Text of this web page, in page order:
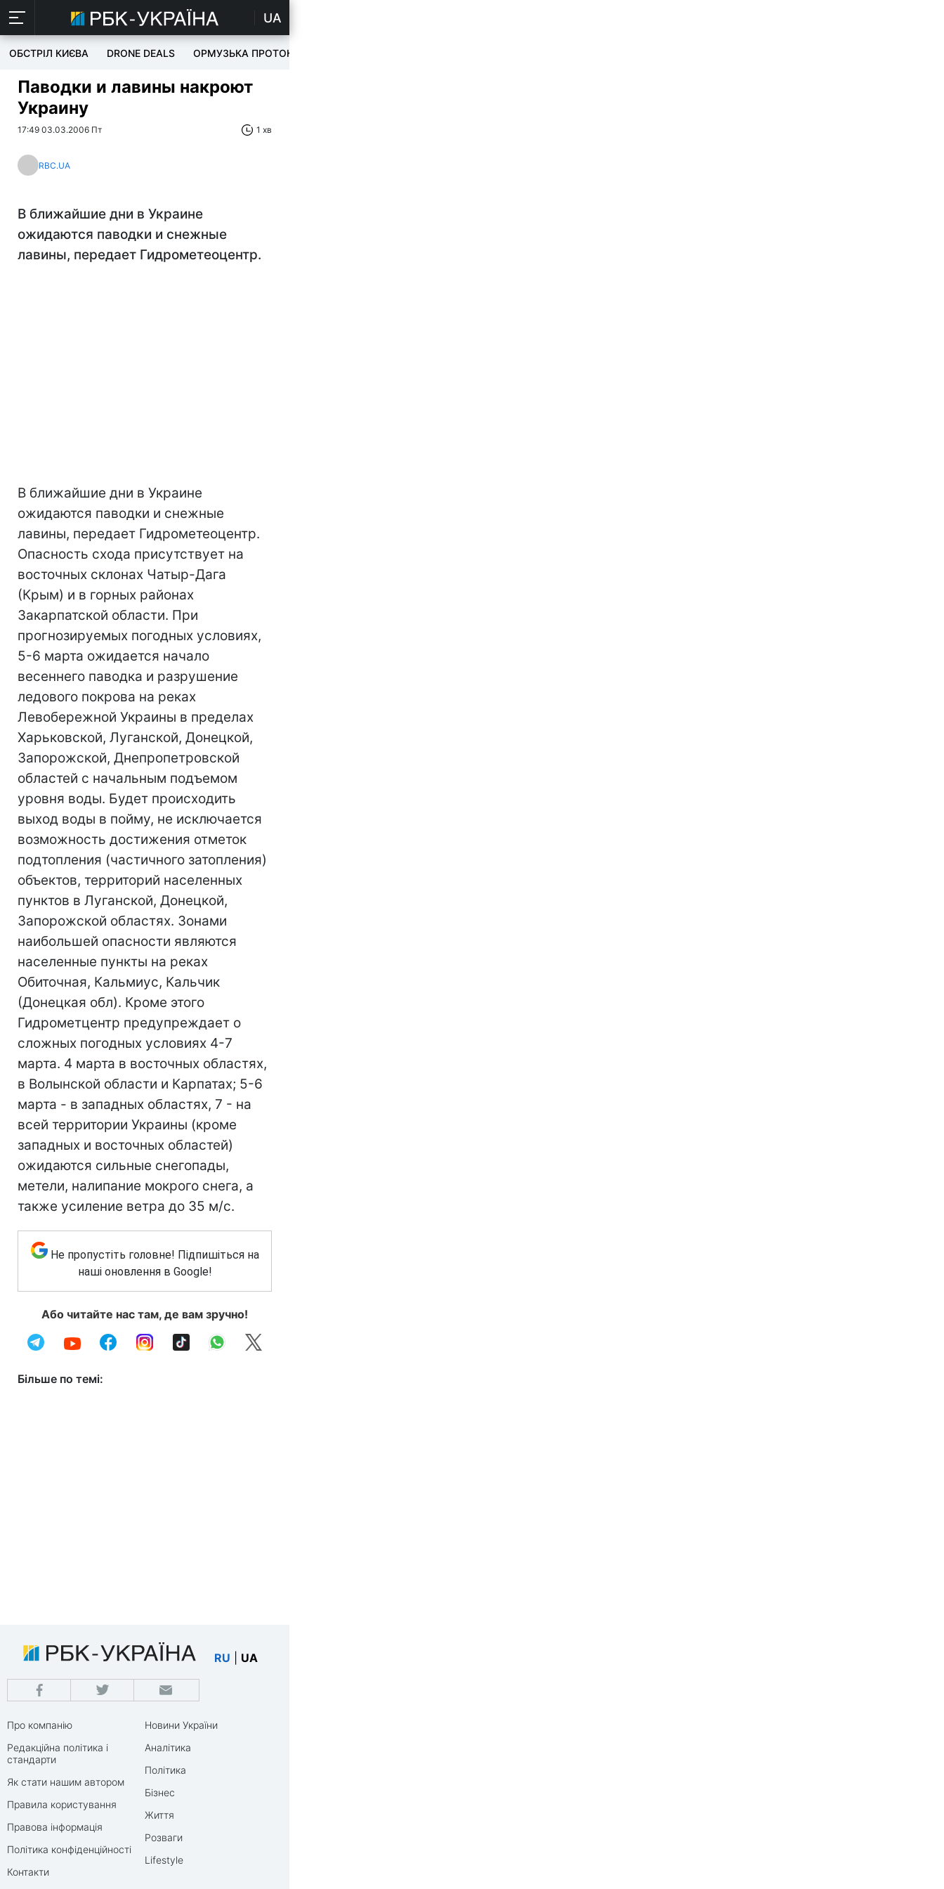
UA
ОБСТРІЛ КИЄВА DRONE DEALS ОРМУЗЬКА ПРОТОКА
Паводки и лавины накроют
Украину
17:49 03.03.2006 Пт 1 хв
RBC.UA
В ближайшие дни в Украине
ожидаются паводки и снежные
лавины, передает Гидрометеоцентр.
В ближайшие дни в Украине
ожидаются паводки и снежные
лавины, передает Гидрометеоцентр.
Опасность схода присутствует на
восточных склонах Чатыр-Дага
(Крым) и в горных районах
Закарпатской области. При
прогнозируемых погодных условиях,
5-6 марта ожидается начало
весеннего паводка и разрушение
ледового покрова на реках
Левобережной Украины в пределах
Харьковской, Луганской, Донецкой,
Запорожской, Днепропетровской
областей с начальным подъемом
уровня воды. Будет происходить
выход воды в пойму, не исключается
возможность достижения отметок
подтопления (частичного затопления)
объектов, территорий населенных
пунктов в Луганской, Донецкой,
Запорожской областях. Зонами
наибольшей опасности являются
населенные пункты на реках
Обиточная, Кальмиус, Кальчик
(Донецкая обл). Кроме этого
Гидрометцентр предупреждает о
сложных погодных условиях 4-7
марта. 4 марта в восточных областях,
в Волынской области и Карпатах; 5-6
марта - в западных областях, 7 - на
всей территории Украины (кроме
западных и восточных областей)
ожидаются сильные снегопады,
метели, налипание мокрого снега, а
также усиление ветра до 35 м/с.
Не пропустіть головне! Підпишіться на
наші оновлення в Google!
Або читайте нас там, де вам зручно!
Більше по темі:
RU UA
Про компанію
Редакційна політика і
стандарти
Як стати нашим автором
Правила користування
Правова інформація
Політика конфіденційності
Контакти
Новини України
Аналітика
Політика
Бізнес
Життя
Розваги
Lifestyle